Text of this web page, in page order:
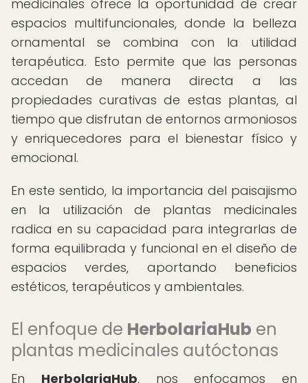
medicinales ofrece la oportunidad de crear
espacios multifuncionales, donde la belleza
ornamental se combina con la utilidad
terapéutica. Esto permite que las personas
accedan de manera directa a las
propiedades curativas de estas plantas, al
tiempo que disfrutan de entornos armoniosos
y enriquecedores para el bienestar físico y
emocional.
En este sentido, la importancia del paisajismo
en la utilización de plantas medicinales
radica en su capacidad para integrarlas de
forma equilibrada y funcional en el diseño de
espacios verdes, aportando beneficios
estéticos, terapéuticos y ambientales.
El enfoque de HerbolariaHub en
plantas medicinales autóctonas
En HerbolariaHub, nos enfocamos en